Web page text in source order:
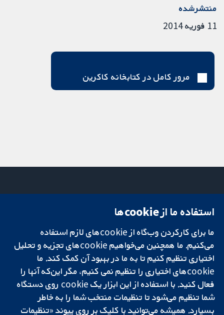
منتشرشده
11 فوریه 2014
مرور کامل در کتابخانه کاکرین
تحقیقات قابل
اعتماد.
تصمیم‌گیری آگاهانه.
سلامت بهتر.
میدان کاوندیش
لندن
W1G 0AN
بریتانیا
دفتر رسانه‌ای
درباره ما
فرصت‌های
شغلی
Cochrane
Library
استفاده ما از cookie‌ها
ما برای کارکردن وب‌گاه از cookie‌های لازم استفاده
می‌کنیم. ما همچنین می‌خواهیم cookie‌های تجزیه و تحلیل
اختیاری تنظیم کنیم تا به ما در بهبود آن کمک کند. ما
cookie‌های اختیاری را تنظیم نمی کنیم، مگر این‌که آنها را
فعال کنید. با استفاده از این ابزار یک cookie‌ روی دستگاه
شما تنظیم می‌شود تا تنظیمات منتخب شما را به خاطر
بسپارد. همیشه می‌توانید با کلیک بر روی پیوند «تنظیمات